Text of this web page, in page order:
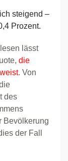
steigend –
Prozent.
lässt
die
. Von
des
Bevölkerung
der Fall